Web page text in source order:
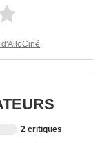
2 critiques